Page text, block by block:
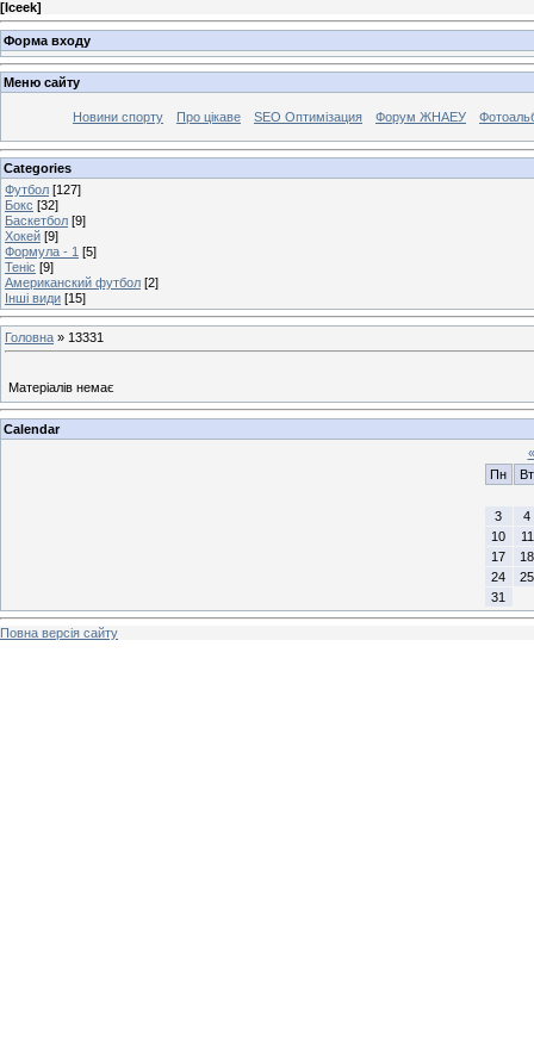
[Iceek]
Форма входу
Меню сайту
Новини спорту Про цікаве SEO Оптимізация Форум ЖНАЕУ
Categories
Футбол [127]
Бокс [32]
Баскетбол [9]
Хокей [9]
Формула - 1 [5]
Теніс [9]
Американский футбол [2]
Інші види [15]
Головна » 13331
Матеріалів немає
Calendar
«
Пн
Вт
3
4
10
11
17
18
24
25
31
Повна версія сайту